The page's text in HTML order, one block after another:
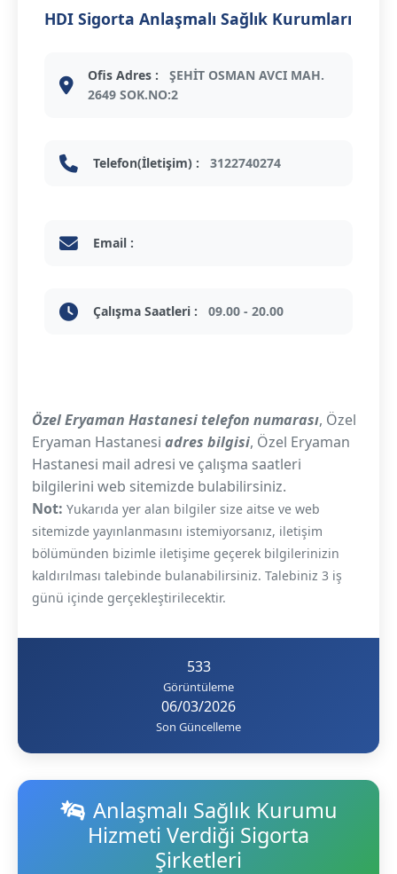
HDI Sigorta Anlaşmalı Sağlık Kurumları
Ofis Adres :
ŞEHİT OSMAN AVCI MAH.
2649 SOK.NO:2
Telefon(İletişim) : 3122740274
Email :
Çalışma Saatleri : 09.00 - 20.00
Özel Eryaman Hastanesi telefon numarası, Özel
Eryaman Hastanesi adres bilgisi, Özel Eryaman
Hastanesi mail adresi ve çalışma saatleri
bilgilerini web sitemizde bulabilirsiniz.
Not: Yukarıda yer alan bilgiler size aitse ve web
sitemizde yayınlanmasını istemiyorsanız, iletişim
bölümünden bizimle iletişime geçerek bilgilerinizin
kaldırılması talebinde bulanabilirsiniz. Talebiniz 3 iş
günü içinde gerçekleştirilecektir.
533
Görüntüleme
06/03/2026
Son Güncelleme
Anlaşmalı Sağlık Kurumu
Hizmeti Verdiği Sigorta
Şirketleri